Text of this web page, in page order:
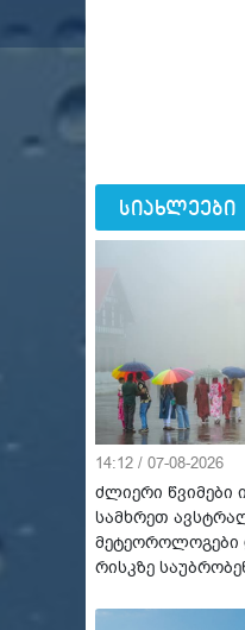
სიახლეები
14:12 / 07-08-2026
ძლიერი წვიმები
სამხრეთ
რისკზე